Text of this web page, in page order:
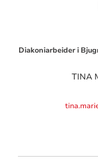
Diakoniarbeider i
TINA